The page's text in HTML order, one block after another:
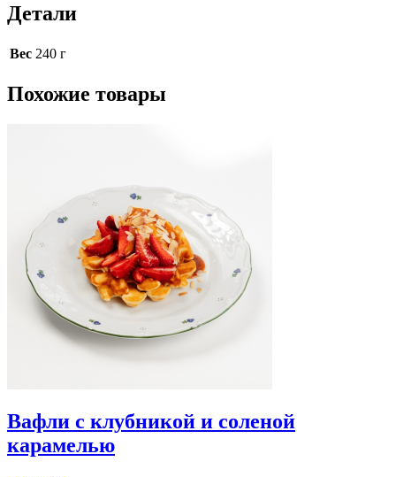
Детали
Вес 240 г
Похожие товары
Вафли с клубникой и соленой
карамелью